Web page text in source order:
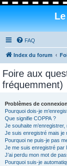
FAQ
Index du forum
Foire aux
fréquemment)
Problèmes de
Pourquoi dois-je
Que signifie COPPA ?
Je souhaite
Je suis enregistré mais je
Pourquoi ne puis-je pas
Je me suis enregistré par
J’ai perdu mon mot de
Pourquoi suis-je